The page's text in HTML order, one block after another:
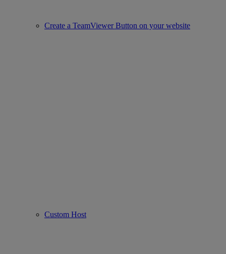
Create a TeamViewer Button on your website
Custom Host